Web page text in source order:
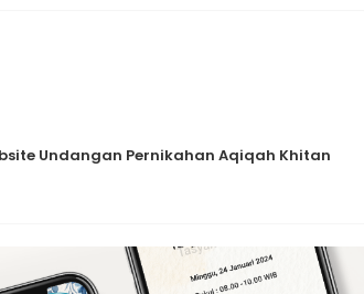
Undangan Pernikahan Aqiqah Khitan